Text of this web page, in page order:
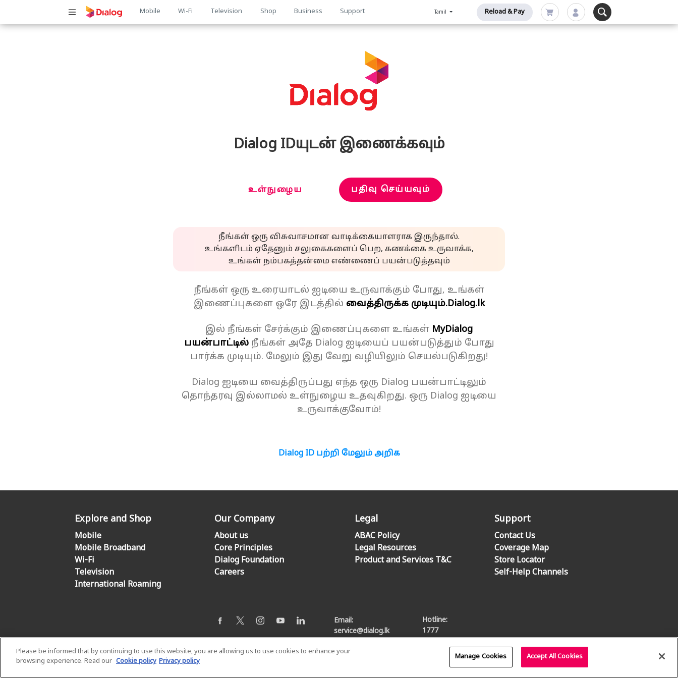
Main
Mobile Wi-Fi Television Shop Business Support Tamil Reload & Pay
Dialog IDயுடன் இணைக்கவும்
உள்நுழைய பதிவு செய்யவும்
நீங்கள் ஒரு விசுவாசமான வாடிக்கையாளராக இருந்தால்.
உங்களிடம் ஏதேனும் சலுகைகளைப் பெற, கணக்கை உருவாக்க,
உங்கள் நம்பகத்தன்மை எண்ணைப் பயன்படுத்தவும்
நீங்கள் ஒரு உரையாடல் ஐடியை உருவாக்கும் போது, உங்கள்
இணைப்புகளை ஒரே இடத்தில் வைத்திருக்க முடியும்.Dialog.lk
இல் நீங்கள் சேர்க்கும் இணைப்புகளை உங்கள் MyDialog
பயன்பாட்டில்நீங்கள் அதே Dialog ஐடியைப் பயன்படுத்தும் போது
பார்க்க முடியும். மேலும் இது வேறு வழியிலும் செயல்படுகிறது!
Dialog ஐடியை வைத்திருப்பது எந்த ஒரு Dialog பயன்பாட்டிலும்
தொந்தரவு இல்லாமல் உள்நுழைய உதவுகிறது. ஒரு Dialog ஐடியை
உருவாக்குவோம்!
Dialog ID பற்றி மேலும் அறிக
Explore and Shop
Mobile
Mobile Broadband
Wi-Fi
Television
International Roaming
Our Company
About us
Core Principles
Dialog Foundation
Careers
Legal
ABAC Policy
Legal Resources
Product and Services T&C
Support
Contact Us
Coverage Map
Store Locator
Self-Help Channels
Email:
service@dialog.lk
Hotline:
1777
© Dialog Axiata PLC. All Rights Reserved
Please be informed that by continuing to use this website, you are allowing us to use cookies to enhance your
browsing experience. Read our Cookie policy Privacy policy
Manage Cookies Accept All Cookies